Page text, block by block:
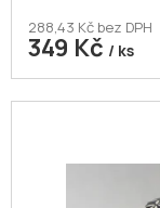
288,43 Kč bez DPH
349 Kč / ks